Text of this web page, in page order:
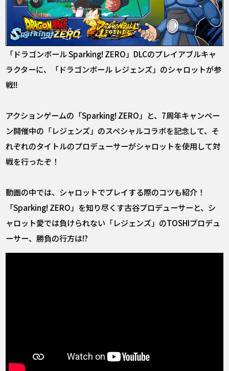
「ドラゴンボール Sparking! ZERO」DLCのプレイアブルキャ
ラクターに、「ドラゴンボール レジェンズ」のシャロットが参
戦!!
アクションゲームの「Sparking! ZERO」と、7周年キャンペー
ン開催中の「レジェンズ」のスペシャルコラボを記念して、そ
れぞれのタイトルのプロデューサーがシャロットを使用して対
戦を行ったぞ！
動画の中では、シャロットでプレイする際のコツも紹介！
「Sparking! ZERO」を知り尽くす古谷プロデューサーと、シ
ャロット愛では負けられない「レジェンズ」のTOSHIプロデュ
ーサー、勝負の行方は――!?